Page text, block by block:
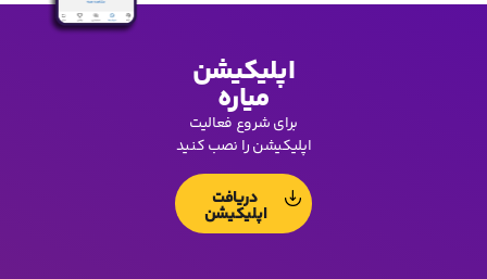
اپلیکیشن
میاره
برای شروع فعالیت
اپلیکیشن را نصب کنید
دریافت
اپلیکیشن